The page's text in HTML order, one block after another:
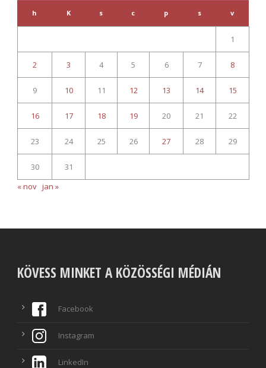
h K s c p s v
1
2 3 4 5 6 7 8
9 10 11 12 13 14 15
16 17 18 19 20 21 22
23 24 25 26 27 28 29
30
31
« nov jan »
KÖVESS MINKET A KÖZÖSSÉGI MÉDIÁN
Facebook
Instagram
LinkedIn